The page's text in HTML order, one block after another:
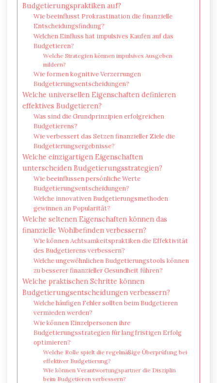
Budgetierungspraktiken auf?
Wie beeinflusst Prokrastination die finanzielle
Entscheidungsfindung?
Welchen Einfluss hat impulsives Kaufen auf das
Budgetieren?
Welche Strategien können impulsives Ausgeben
mildern?
Wie formen kognitive Verzerrungen
Budgetierungsentscheidungen?
Welche universellen Eigenschaften definieren
effektives Budgetieren?
Was sind die Grundprinzipien erfolgreichen
Budgetierens?
Wie verbessert das Setzen finanzieller Ziele die
Budgetierungsergebnisse?
Welche einzigartigen Eigenschaften
unterscheiden Budgetierungsstrategien?
Wie beeinflussen persönliche Werte
Budgetierungsentscheidungen?
Welche innovativen Budgetierungsmethoden
gewinnen an Popularität?
Welche seltenen Eigenschaften können das
finanzielle Wohlbefinden verbessern?
Wie können Achtsamkeitspraktiken die Effektivität
des Budgetierens verbessern?
Welche ungewöhnlichen Budgetierungstools können
zu besserer finanzieller Gesundheit führen?
Welche praktischen Schritte können
Budgetierungsentscheidungen verbessern?
Welche häufigen Fehler sollten beim Budgetieren
vermieden werden?
Wie können Einzelpersonen ihre
Budgetierungsstrategien für langfristigen Erfolg
optimieren?
Welche Rolle spielt die regelmäßige Überprüfung bei
effektiver Budgetierung?
Wie können Verantwortungspartner die Disziplin
beim Budgetieren verbessern?